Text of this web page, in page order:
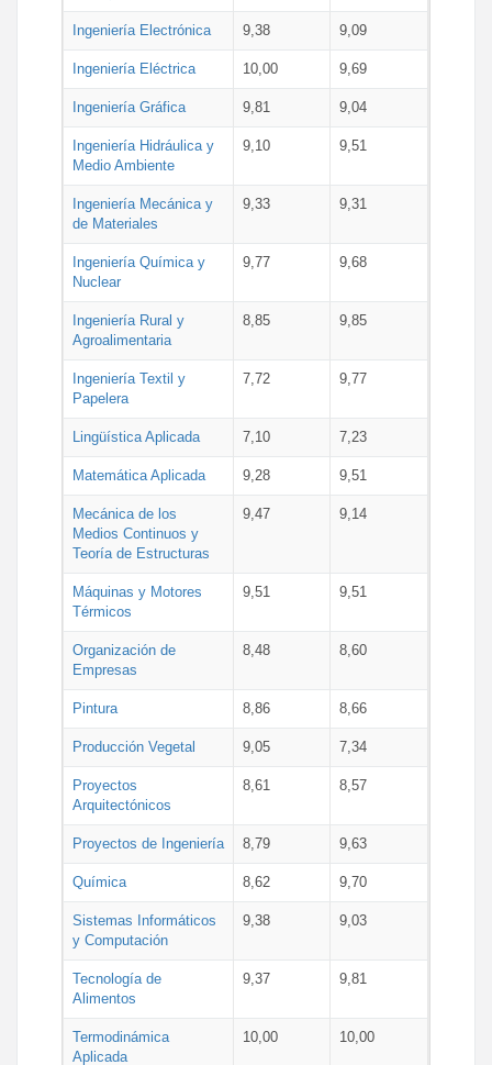
Ingeniería Electrónica 9,38 9,09
Ingeniería Eléctrica 10,00 9,69
Ingeniería Gráfica 9,81 9,04
Ingeniería Hidráulica y
Medio Ambiente
9,10 9,51
Ingeniería Mecánica y
de Materiales
9,33 9,31
Ingeniería Química y
Nuclear
9,77 9,68
Ingeniería Rural y
Agroalimentaria
8,85 9,85
Ingeniería Textil y
Papelera
7,72 9,77
Lingüística Aplicada 7,10 7,23
Matemática Aplicada 9,28 9,51
Mecánica de los
Medios Continuos y
Teoría de Estructuras
9,47 9,14
Máquinas y Motores
Térmicos
9,51 9,51
Organización de
Empresas
8,48 8,60
Pintura 8,86 8,66
Producción Vegetal 9,05 7,34
Proyectos
Arquitectónicos
8,61 8,57
Proyectos de Ingeniería 8,79 9,63
Química 8,62 9,70
Sistemas Informáticos
y Computación
9,38 9,03
Tecnología de
Alimentos
9,37 9,81
Termodinámica
Aplicada
10,00 10,00